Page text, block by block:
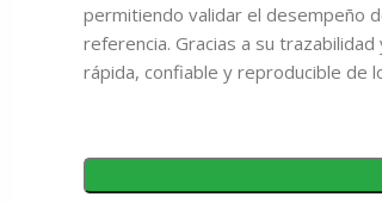
permitiendo validar el desempeño
referencia. Gracias a su
rápida, confiable y reproducible de